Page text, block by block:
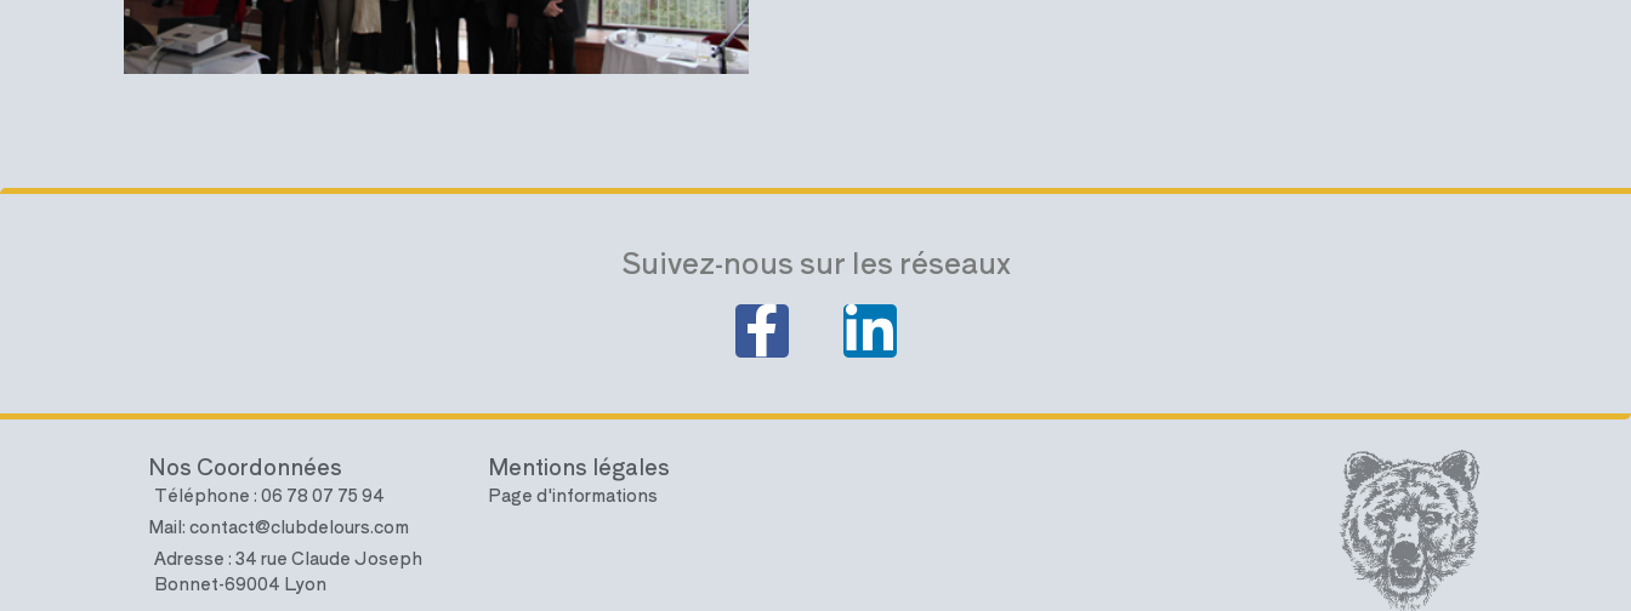
Suivez-nous sur les réseaux
Nos Coordonnées
Téléphone : 06 78 07 75 94
Mail: contact@clubdelours.com
Adresse : 34 rue Claude Joseph
Bonnet-69004 Lyon
Mentions légales
Page d'informations